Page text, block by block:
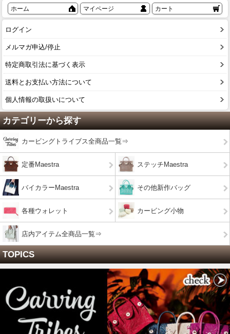
ホーム マイページ カート
ログイン
メルマガ申込/停止
特定商取引法に基づく表示
送料とお支払い方法について
個人情報の取扱いについて
カテゴリーから探す
カービングトライブス全商品一覧⇒
定番Maestra ステッチMaestra
バイカラーMaestra その他新作バッグ
各種ウォレット カービング小物
店内アイテム全商品一覧⇒
TOPICS